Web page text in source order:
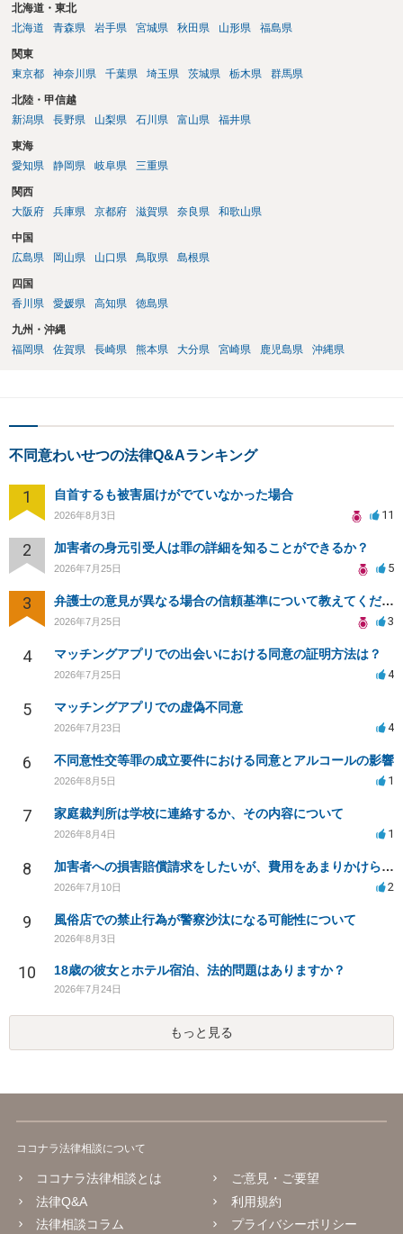
北海道・東北
北海道
青森県 岩手県 宮城県 秋田県 山形県 福島県
関東
東京都
神奈川県 千葉県 埼玉県 茨城県 栃木県 群馬県
北陸・甲信越
新潟県
長野県 山梨県 石川県 富山県 福井県
東海
愛知県
静岡県 岐阜県 三重県
関西
大阪府
兵庫県 京都府 滋賀県 奈良県 和歌山県
中国
広島県
岡山県 山口県 鳥取県 島根県
四国
香川県
愛媛県 高知県 徳島県
九州・沖縄
福岡県
佐賀県 長崎県 熊本県 大分県 宮崎県 鹿児島県 沖縄県
不同意わいせつの法律Q&Aランキング
1 自首するも被害届けがでていなかった場合
2026年8月3日 11
2 加害者の身元引受人は罪の詳細を知ることができるか？
2026年7月25日 5
3 弁護士の意見が異なる場合の信頼基準について教えてください
2026年7月25日 3
4 マッチングアプリでの出会いにおける同意の証明方法は？
2026年7月25日 4
5 マッチングアプリでの虚偽不同意
2026年7月23日 4
6 不同意性交等罪の成立要件における同意とアルコールの影響
2026年8月5日 1
7 家庭裁判所は学校に連絡するか、その内容について
2026年8月4日 1
8 加害者への損害賠償請求をしたいが、費用をあまりかけられない
2026年7月10日 2
9 風俗店での禁止行為が警察沙汰になる可能性について
2026年8月3日
10 18歳の彼女とホテル宿泊、法的問題はありますか？
2026年7月24日
もっと見る
ココナラ法律相談について
ココナラ法律相談とは
法律Q&A
法律相談コラム
ご意見・ご要望
利用規約
プライバシーポリシー